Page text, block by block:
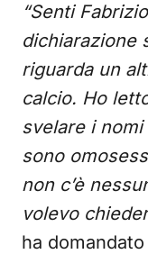
“Senti
dichiarazione
riguarda un
calcio. Ho
svelare i
sono
non c’è
volevo
ha